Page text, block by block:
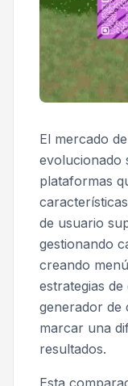
El mercado
evolucionado
plataformas
de usuario
gestionando
creando
estrategias
generador de
marcar una
resultados.
Esta